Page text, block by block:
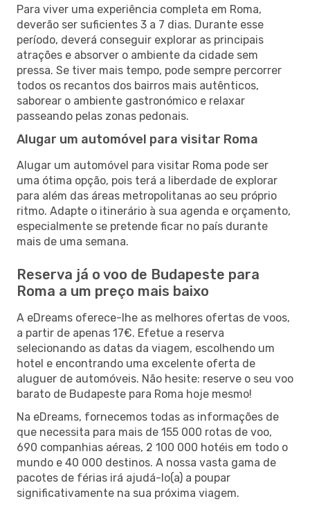
Para viver uma experiência completa em Roma,
deverão ser suficientes 3 a 7 dias. Durante esse
período, deverá conseguir explorar as principais
atrações e absorver o ambiente da cidade sem
pressa. Se tiver mais tempo, pode sempre percorrer
todos os recantos dos bairros mais autênticos,
saborear o ambiente gastronómico e relaxar
passeando pelas zonas pedonais.
Alugar um automóvel para visitar Roma
Alugar um automóvel para visitar Roma pode ser
uma ótima opção, pois terá a liberdade de explorar
para além das áreas metropolitanas ao seu próprio
ritmo. Adapte o itinerário à sua agenda e orçamento,
especialmente se pretende ficar no país durante
mais de uma semana.
Reserva já o voo de Budapeste para
Roma a um preço mais baixo
A eDreams oferece-lhe as melhores ofertas de voos,
a partir de apenas 17€. Efetue a reserva
selecionando as datas da viagem, escolhendo um
hotel e encontrando uma excelente oferta de
aluguer de automóveis. Não hesite: reserve o seu voo
barato de Budapeste para Roma hoje mesmo!
Na eDreams, fornecemos todas as informações de
que necessita para mais de 155 000 rotas de voo,
690 companhias aéreas, 2 100 000 hotéis em todo o
mundo e 40 000 destinos. A nossa vasta gama de
pacotes de férias irá ajudá-lo(a) a poupar
significativamente na sua próxima viagem.